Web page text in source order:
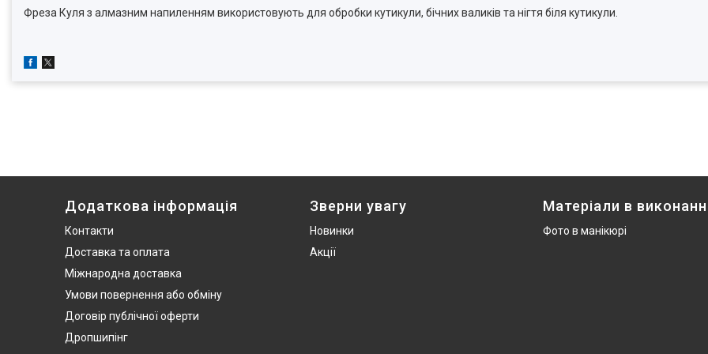
Фреза Куля з алмазним напиленням використовують для обробки кутикули, бічних валиків та нігтя біля кутикули.
Додаткова інформація
Контакти
Доставка та оплата
Міжнародна доставка
Умови повернення або обміну
Договір публічної оферти
Дропшипінг
Зверни увагу
Новинки
Акції
Матеріали в
Фото в манікюрі